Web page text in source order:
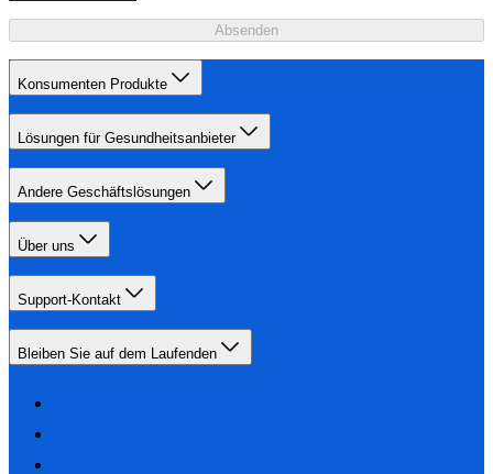
Absenden
Konsumenten Produkte
Lösungen für Gesundheitsanbieter
Andere Geschäftslösungen
Über uns
Support-Kontakt
Bleiben Sie auf dem Laufenden